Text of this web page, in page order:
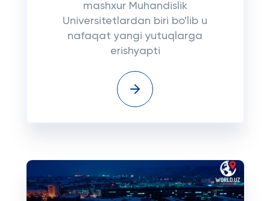
mashxur Muhandislik
Universitetlardan biri bo'lib u
nafaqat yangi yutuqlarga
erishyapti